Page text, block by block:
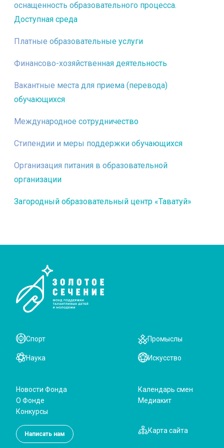
оснащенность образовательного процесса.
Доступная среда
Платные образовательные услуги
Финансово-хозяйственная деятельность
Вакантные места для приема (перевода)
обучающихся
Международное сотрудничество
Стипендии и меры поддержки обучающихся
Организация питания в образовательной
организации
Загородный образовательный центр «Таватуй»
Наука
Спорт
Искусство
Промыслы
Карта сайта
Написать нам
Новости Фонда
О Фонде
Конкурсы
Календарь смен
Медиакит